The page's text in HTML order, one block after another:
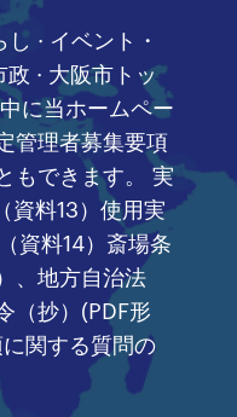
· イベント・
政 · 大阪市トッ
に当ホームペー
管理者募集要項
もできます。 実
資料13）使用実
資料14）斎場条
、地方自治法
（抄）(PDF形
関する質問の